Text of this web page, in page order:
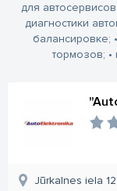
для автосервисов:
диагностики
балансировке;
тормозов;
Jūrkalnes iela